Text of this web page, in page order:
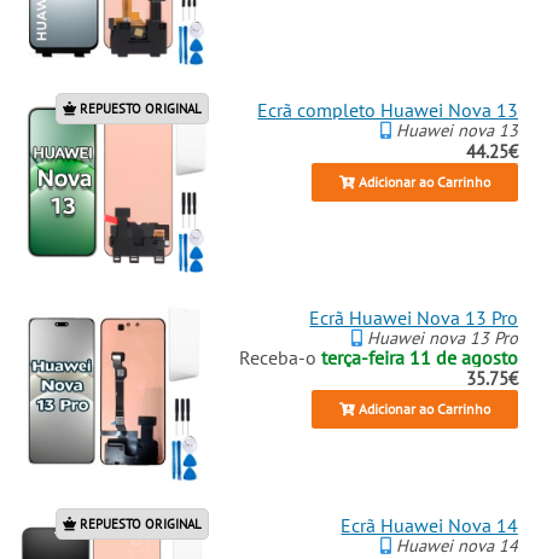
REPUESTO ORIGINAL Ecrã completo Huawei Nova 13
Huawei nova 13
44.25€
Adicionar ao Carrinho
Ecrã Huawei Nova 13 Pro
Huawei nova 13 Pro
Receba-oterça-feira 11 de agosto
35.75€
Adicionar ao Carrinho
REPUESTO ORIGINAL Ecrã Huawei Nova 14
Huawei nova 14